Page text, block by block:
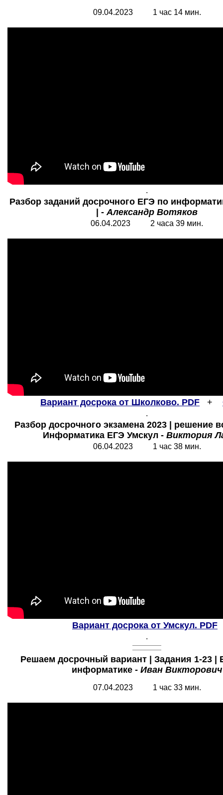
09.04.2023 1 час 14 мин.
.
Разбор заданий досрочного ЕГЭ по
| -Александр Вотяков
06.04.2023 2 часа 39 мин.
Вариант досрока от Школково. PDF +
.
Разбор досрочного экзамена 2023 | решение
Информатика ЕГЭ Умскул - Виктория
06.04.2023 1 час 38 мин.
Вариант досрока от Умскул. PDF
.
Решаем досрочный вариант | Задания 1-23 |
информатике - Иван Викторович
07.04.2023 1 час 33 мин.